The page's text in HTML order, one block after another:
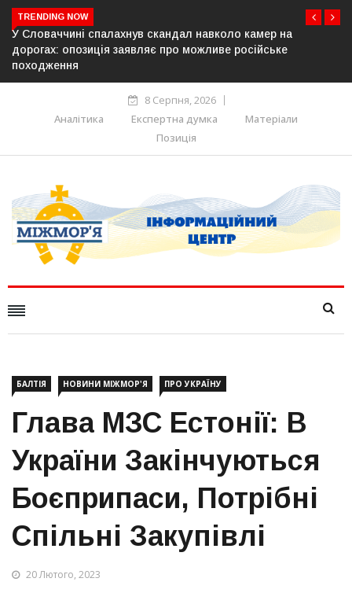
TRENDING NOW
на
У Молдові готують план дій на випадок
постачання газу до Придністров’я
8 Серпня, 2026
Аналітика
Експертна думка
Матеріали
Позиція
БАЛТІЯ НОВИНИ МІЖМОР'Я ПРО УКРАЇНУ
Глава МЗС Естонії: В
України Закінчуються
Боєприпаси, Потрібні
Спільні Закупівлі
20 Лютого, 2023